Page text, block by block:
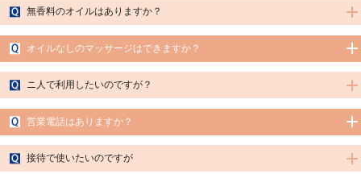
無香料のオイルはありますか？
A.２種類のオイルをご用意しておりますが、基本的に無香料のノイルでの施術とな
ります。ただし、お客様のご希望、又はセラピストの体質によりノイルが肌に合わ
ない場合には他のオイルを使用しております。
オイルなしのマッサージはできますか？
A.申し訳ありません。当店はオイルマッサージのみとなっております。
ニ人で利用したいのですが？
A.お一人一室ずつ個室での施術となりますので、同室内での施術はお受けできませ
ん。
営業電話はありますか？
A.お客様の了承なく、こちらから営業電話をすることはありません。
接待で使いたいのですが